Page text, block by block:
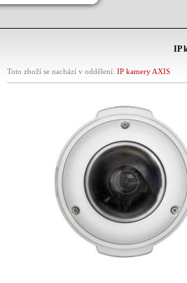
IP
Toto zboží se nachází v oddělení: IP kamery AXIS